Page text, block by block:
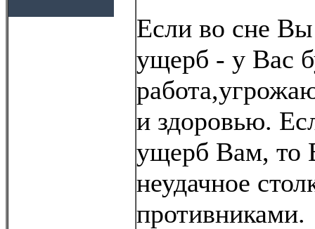
Если во сне
ущерб - у Вас
и здоровью.
ущерб Вам, то
неудачное
противниками.